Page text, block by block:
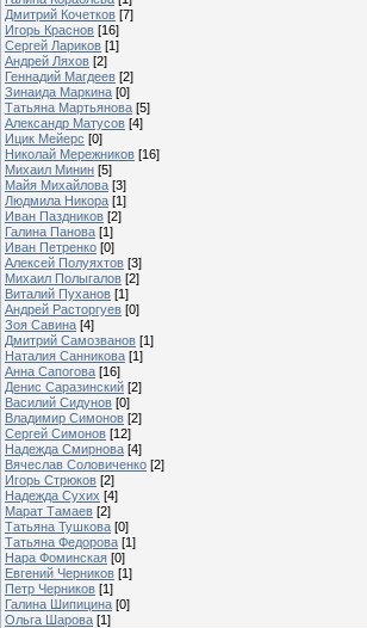
Дмитрий Кочетков [7]
Игорь Краснов [16]
Сергей Лариков [1]
Андрей Ляхов [2]
Геннадий Магдеев [2]
Зинаида Маркина [0]
Татьяна Мартьянова [5]
Александр Матусов [4]
Ицик Мейерс [0]
Николай Мережников [16]
Михаил Минин [5]
Майя Михайлова [3]
Людмила Никора [1]
Иван Паздников [2]
Галина Панова [1]
Иван Петренко [0]
Алексей Полуяхтов [3]
Михаил Полыгалов [2]
Виталий Пуханов [1]
Андрей Расторгуев [0]
Зоя Савина [4]
Дмитрий Самозванов [1]
Наталия Санникова [1]
Анна Сапогова [16]
Денис Саразинский [2]
Василий Сидунов [0]
Владимир Симонов [2]
Сергей Симонов [12]
Надежда Смирнова [4]
Вячеслав Соловиченко [2]
Игорь Стрюков [2]
Надежда Сухих [4]
Марат Тамаев [2]
Татьяна Тушкова [0]
Татьяна Федорова [1]
Нара Фоминская [0]
Евгений Черников [1]
Петр Черников [1]
Галина Шипицина [0]
Ольга Шарова [1]